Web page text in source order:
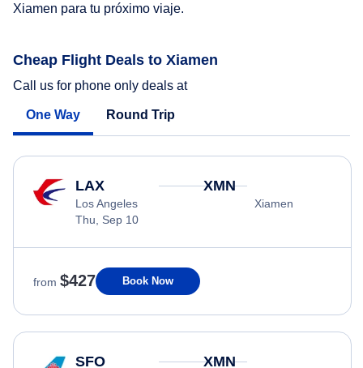
Xiamen para tu próximo viaje.
Cheap Flight Deals to Xiamen
Call us for phone only deals at
One Way Round Trip
LAX
Los Angeles
Thu, Sep 10
XMN
Xiamen
from $427 Book Now
SFO XMN